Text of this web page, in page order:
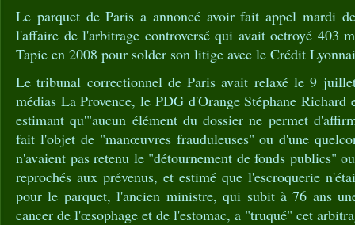
Le parquet de Paris a annoncé avoir fait appel mardi
l'affaire de l'arbitrage controversé qui avait octroyé 403
Tapie en 2008 pour solder son litige avec le Crédit
Le tribunal correctionnel de Paris avait relaxé le 9
médias La Provence, le PDG d'Orange Stéphane Richard
estimant qu'"aucun élément du dossier ne permet
fait l'objet de "manœuvres frauduleuses" ou d'une
n'avaient pas retenu le "détournement de fonds publics"
reprochés aux prévenus, et estimé que l'escroquerie
pour le parquet, l'ancien ministre, qui subit à 76 ans
cancer de l'œsophage et de l'estomac, a "truqué" cet